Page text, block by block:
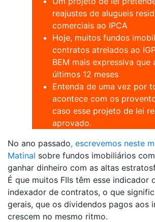
reajustes de alugueis
comerciais ao IPCA
Hoje, muitos fundos
contratos atrelados ao
BEM mais expressiva que
últimos 12 meses
Entenda de uma vez por
acontece com os
caso esse projeto de lei
aprovado.
No ano passado, escrevemos neste
Matinal sobre fundos imobiliários
ganhar dinheiro com as altas
É que muitos FIIs têm esse indicador
indexador de contratos, o que
gerais, que os dividendos pagos aos
crescem no mesmo ritmo.